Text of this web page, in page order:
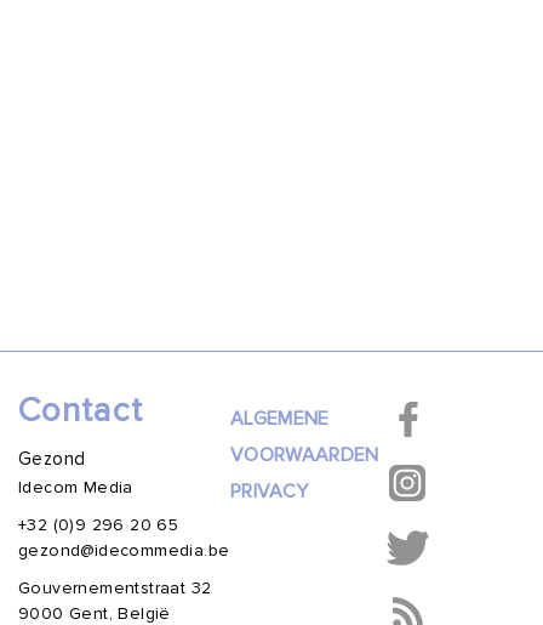
Contact
Gezond
Idecom Media
+32 (0)9 296 20 65
gezond@idecommedia.be
Gouvernementstraat 32
9000 Gent, België
ALGEMENE
VOORWAARDEN
PRIVACY